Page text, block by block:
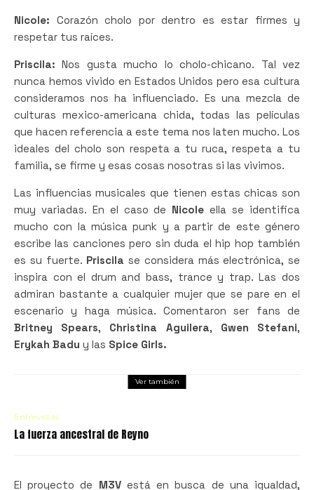
Nicole: Corazón cholo por dentro es estar firmes y
respetar tus raíces.
Priscila: Nos gusta mucho lo cholo-chicano. Tal vez
nunca hemos vivido en Estados Unidos pero esa cultura
consideramos nos ha influenciado. Es una mezcla de
culturas mexico-americana chida, todas las películas
que hacen referencia a este tema nos laten mucho. Los
ideales del cholo son respeta a tu ruca, respeta a tu
familia, se firme y esas cosas nosotras si las vivimos.
Las influencias musicales que tienen estas chicas son
muy variadas. En el caso de Nicole ella se identifica
mucho con la música punk y a partir de este género
escribe las canciones pero sin duda el hip hop también
es su fuerte. Priscila se considera más electrónica, se
inspira con el drum and bass, trance y trap. Las dos
admiran bastante a cualquier mujer que se pare en el
escenario y haga música. Comentaron ser fans de
Britney Spears, Christina Aguilera, Gwen Stefani,
Erykah Badu y las Spice Girls.
Ver también
Entrevistas
La fuerza ancestral de Reyno
El proyecto de M3Vestá en busca de una igualdad,